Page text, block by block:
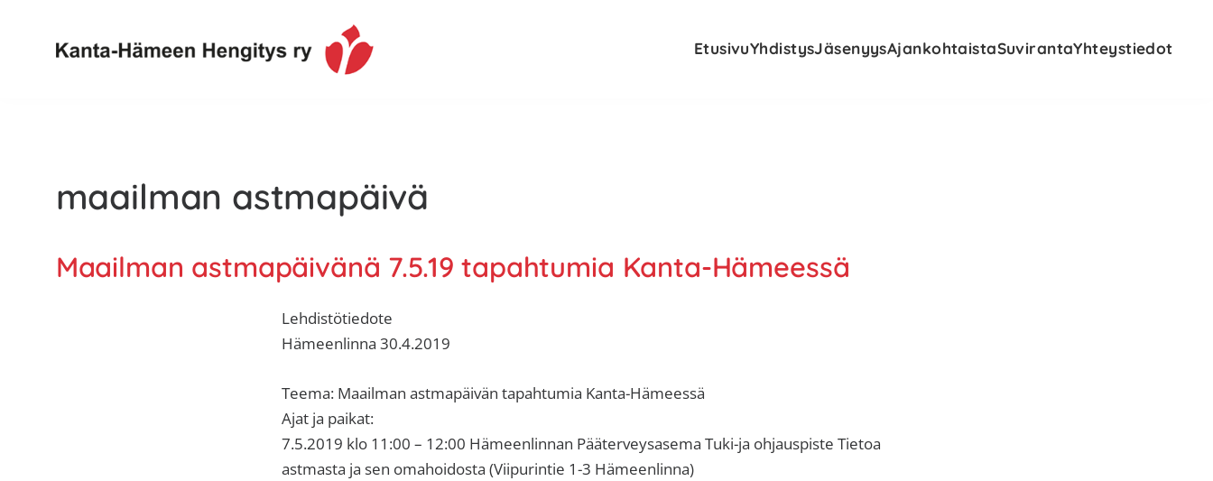
ensisijaiseen
valikkoon
pääsisältöön
alatunnisteeseen
Hengitys
ry
jos
koskettaa
astma,
EtusivuYhdistysJäsenyysAjankohtaistaSuvirantaYhteystiedot
maailman astmapäivä
Maailman astmapäivänä 7.5.19 tapahtumia Kanta-Hämeessä
Lehdistötiedote
Hämeenlinna 30.4.2019
Teema: Maailman astmapäivän tapahtumia Kanta-Hämeessä
Ajat ja paikat:
7.5.2019 klo 11:00 – 12:00 Hämeenlinnan Pääterveysasema Tuki-ja ohjauspiste Tietoa
astmasta ja sen omahoidosta (Viipurintie 1-3 Hämeenlinna)